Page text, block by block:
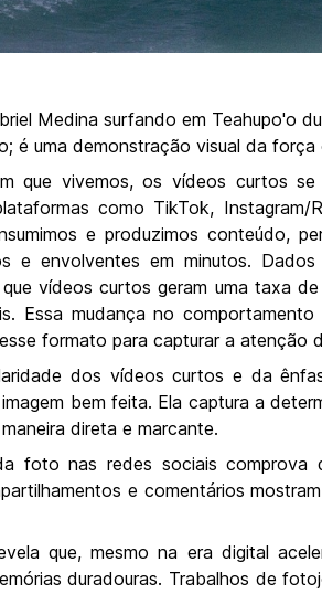
Medina surfando em Teahupo'o
é uma demonstração visual da
que vivemos, os vídeos curtos
como TikTok, Instagram/
e produzimos conteúdo,
e envolventes em minutos.
vídeos curtos geram uma taxa
Essa mudança no
formato para capturar a atenção
dos vídeos curtos e da
bem feita. Ela captura a
direta e marcante.
foto nas redes sociais comprova
e comentários
que, mesmo na era digital
duradouras. Trabalhos de